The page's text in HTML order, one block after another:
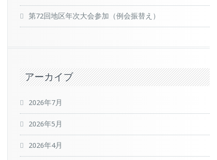
第72回地区年次大会参加（例会振替え）
アーカイブ
2026年7月
2026年5月
2026年4月